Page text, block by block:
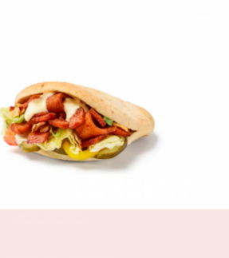
TOPPERS IN CONCERT 2026
Concert
2026